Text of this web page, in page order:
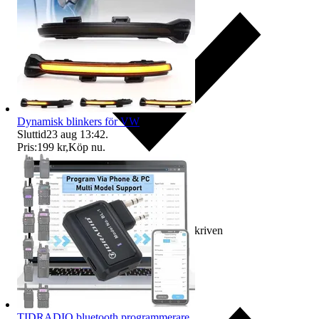
Ersättning om varan inte är som beskriven
Dynamisk blinkers för VW
Sluttid23 aug 13:42.
Pris:199 kr,Köp nu.